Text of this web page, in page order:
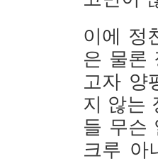
이에 정
은 물론
고자 양
지 않는
들 무슨
크루 아